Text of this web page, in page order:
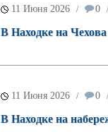
11 Июня 2026 / 0
В Находке на
11 Июня 2026 / 0
В Находке на